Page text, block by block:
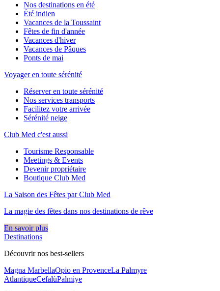
Nos destinations en été
Été indien
Vacances de la Toussaint
Fêtes de fin d'année
Vacances d'hiver
Vacances de Pâques
Ponts de mai
Voyager en toute sérénité
Réserver en toute sérénité
Nos services transports
Facilitez votre arrivée
Sérénité neige
Club Med c'est aussi
Tourisme Responsable
Meetings & Events
Devenir propriétaire
Boutique Club Med
La Saison des Fêtes par Club Med
La magie des fêtes dans nos destinations de rêve​
En savoir plus
Destinations
Découvrir nos best-sellers
Magna MarbellaOpio en ProvenceLa Palmyre
AtlantiqueCefalùPalmiye